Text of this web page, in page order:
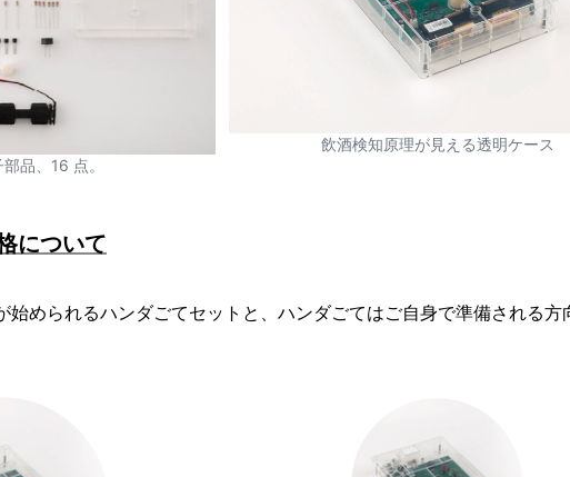
品、16 点。
飲酒検知原理が⾒える透明ケース
について
められるハンダごてセットと、ハンダごてはご⾃⾝で準備される⽅